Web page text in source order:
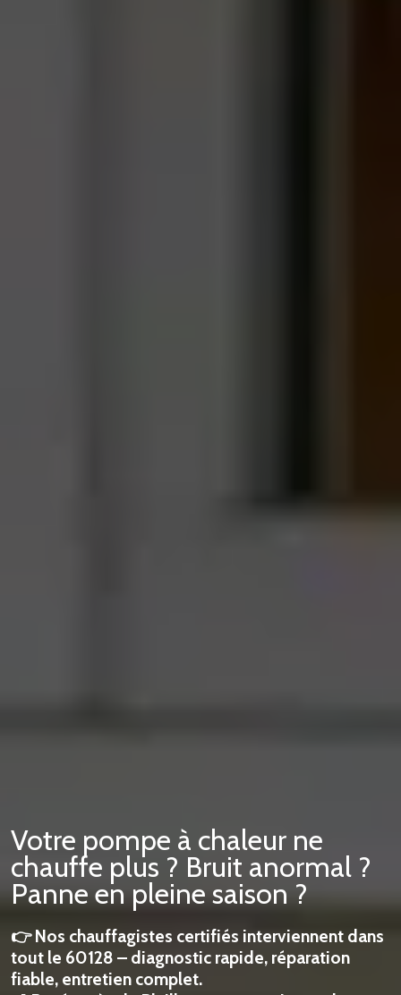
Votre pompe à chaleur ne
chauffe plus ? Bruit anormal ?
Panne en pleine saison ?
👉 Nos chauffagistes certifiés interviennent dans
tout le 60128 – diagnostic rapide, réparation
fiable, entretien complet.